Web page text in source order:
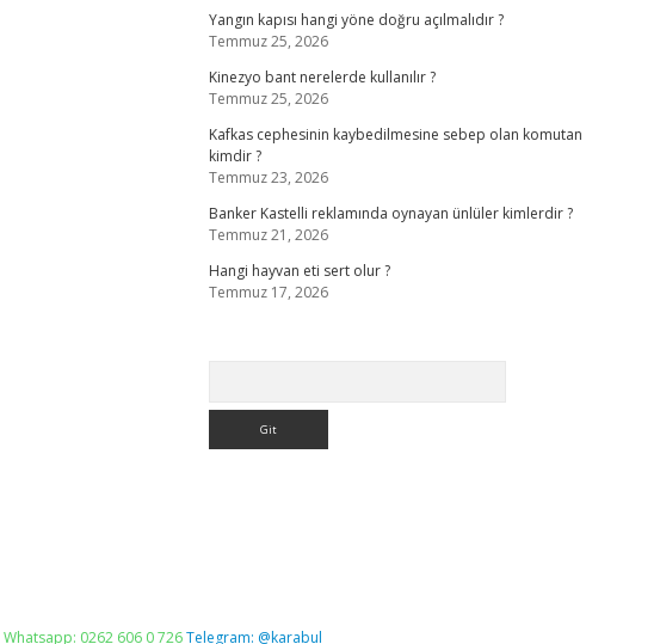
Yangın kapısı hangi yöne doğru açılmalıdır ?
Temmuz 25, 2026
Kinezyo bant nerelerde kullanılır ?
Temmuz 25, 2026
Kafkas cephesinin kaybedilmesine sebep olan komutan
kimdir ?
Temmuz 23, 2026
Banker Kastelli reklamında oynayan ünlüler kimlerdir ?
Temmuz 21, 2026
Hangi hayvan eti sert olur ?
Temmuz 17, 2026
Whatsapp: 0262 606 0 726Telegram: @karabul